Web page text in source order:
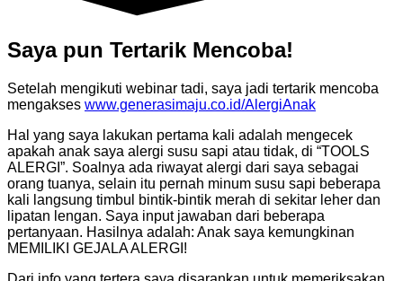
Saya pun Tertarik Mencoba!
Setelah mengikuti webinar tadi, saya jadi tertarik mencoba
mengakses www.generasimaju.co.id/AlergiAnak
Hal yang saya lakukan pertama kali adalah mengecek
apakah anak saya alergi susu sapi atau tidak, di “TOOLS
ALERGI”. Soalnya ada riwayat alergi dari saya sebagai
orang tuanya, selain itu pernah minum susu sapi beberapa
kali langsung timbul bintik-bintik merah di sekitar leher dan
lipatan lengan. Saya input jawaban dari beberapa
pertanyaan. Hasilnya adalah: Anak saya kemungkinan
MEMILIKI GEJALA ALERGI!